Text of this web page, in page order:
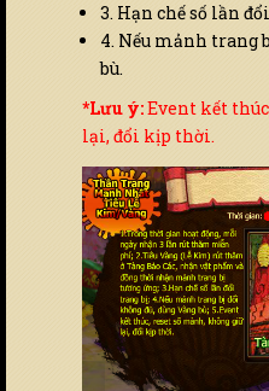
3. Hạn chế số lần
4. Nếu mảnh trang
bù.
*Lưu ý:Event kết
lại, đổi kịp thời.